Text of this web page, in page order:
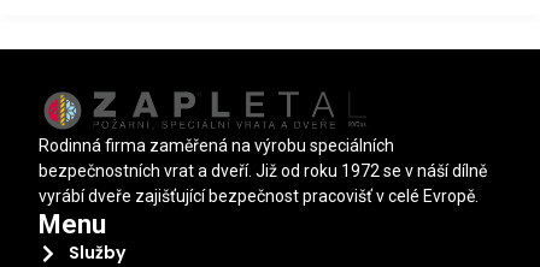
Rodinná firma zaměřená na výrobu speciálních
bezpečnostních vrat a dveří. Již od roku 1972 se v náší dílně
vyrábí dveře zajišťující bezpečnost pracovišť v celé Evropě.
Menu
Služby